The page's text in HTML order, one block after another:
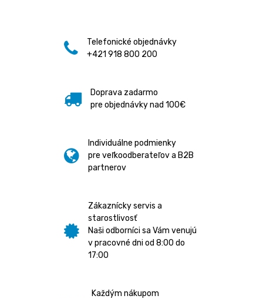
Telefonické objednávky
+421 918 800 200
Doprava zadarmo
pre objednávky nad 100€
Individuálne podmienky
pre veľkoodberateľov a B2B
partnerov
Zákaznícky servis a
starostlivosť
Naši odborníci sa Vám venujú
v pracovné dni od 8:00 do
17:00
Každým nákupom